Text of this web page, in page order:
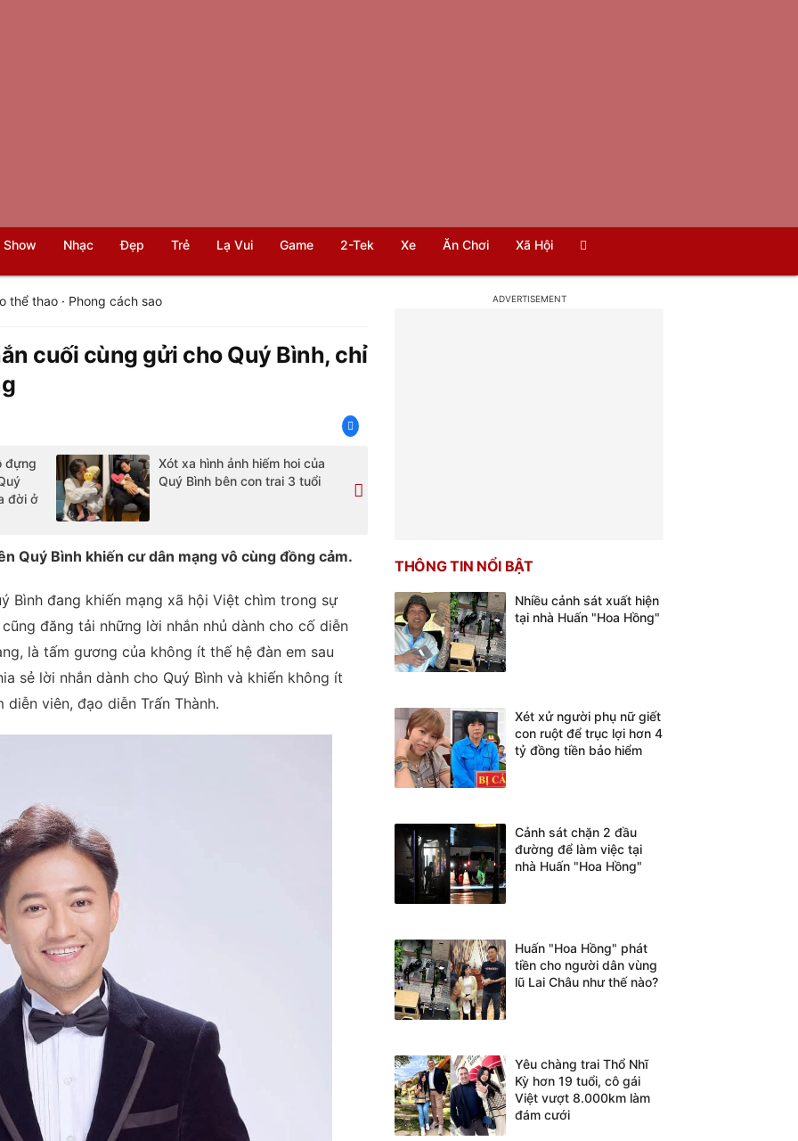
Show Nhạc Đẹp Trẻ Lạ Vui Game 2-Tek Xe Ăn Chơi Xã Hội
thể thao· Phong cách sao
cuối cùng gửi cho Quý Bình, chỉ
đựng
đời ở
Xót xa hình ảnh hiếm hoi của
Quý Bình bên con trai 3 tuổi
Quý Bình khiến cư dân mạng vô cùng đồng cảm.
Bình đang khiến mạng xã hội Việt chìm trong sự
đăng tải những lời nhắn nhủ dành cho cố diễn
là tấm gương của không ít thế hệ đàn em sau
sẻ lời nhắn dành cho Quý Bình và khiến không ít
viên, đạo diễn Trấn Thành.
THÔNG TIN NỔI BẬT
Nhiều cảnh sát xuất hiện
tại nhà Huấn "Hoa Hồng"
Xét xử người phụ nữ giết
con ruột để trục lợi hơn 4
tỷ đồng tiền bảo hiểm
Cảnh sát chặn 2 đầu
đường để làm việc tại
nhà Huấn "Hoa Hồng"
Huấn "Hoa Hồng" phát
tiền cho người dân vùng
lũ Lai Châu như thế nào?
Yêu chàng trai Thổ Nhĩ
Kỳ hơn 19 tuổi, cô gái
Việt vượt 8.000km làm
đám cưới